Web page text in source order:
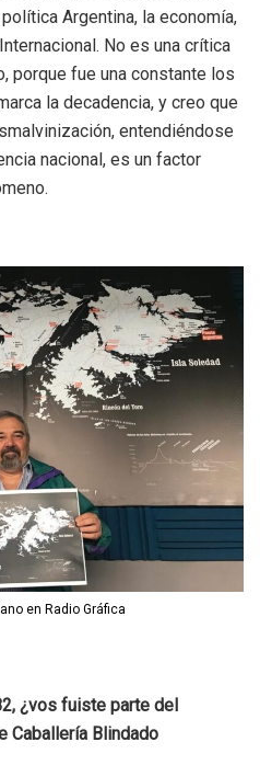
Argentina, la economía,
No es una crítica
porque fue una constante los
la decadencia, y creo que
entendiéndose
nacional, es un factor
en Radio Gráfica
¿vos fuiste parte del
Caballería Blindado